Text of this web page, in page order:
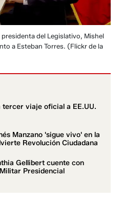
del Legislativo, Mishel
a Esteban Torres. (Flickr de la
tercer viaje oficial a EE.UU.
Manzano 'sigue vivo' en la
Revolución Ciudadana
Gellibert cuente con
Presidencial